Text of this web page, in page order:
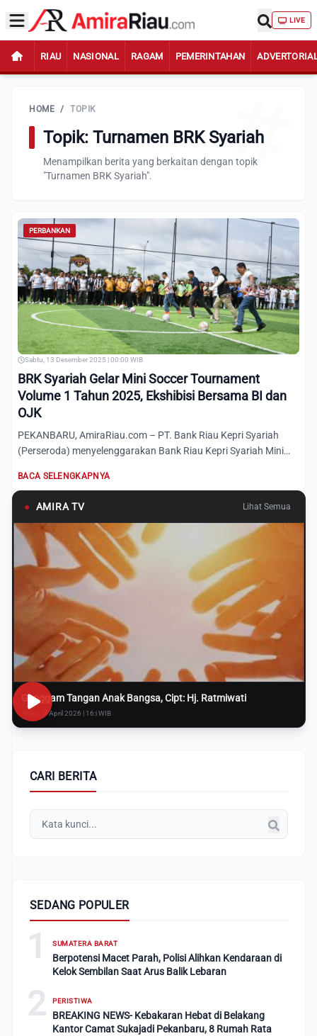
LIVE
RIAU NASIONAL RAGAM PEMERINTAHAN
HOME / TOPIK
Topik: Turnamen BRK Syariah
Menampilkan berita yang berkaitan dengan topik
"Turnamen BRK Syariah".
PERBANKAN
Sabtu, 13 Desember 2025 | 00:00 WIB
BRK Syariah Gelar Mini Soccer Tournament
Volume 1 Tahun 2025, Ekshibisi Bersama BI dan
OJK
PEKANBARU, AmiraRiau.com – PT. Bank Riau Kepri Syariah
(Perseroda) menyelenggarakan Bank Riau Kepri Syariah Mini
BACA SELENGKAPNYA
● AMIRA TV Lihat Semua
Genggam Tangan Anak Bangsa, Cipt: Hj. Ratmiwati
Rabu, 8 April 2026 | 16:i WIB
CARI BERITA
SEDANG POPULER
1 SUMATERA BARAT
Berpotensi Macet Parah, Polisi Alihkan Kendaraan di
Kelok Sembilan Saat Arus Balik Lebaran
2 PERISTIWA
BREAKING NEWS- Kebakaran Hebat di Belakang
Kantor Camat Sukajadi Pekanbaru, 8 Rumah Rata